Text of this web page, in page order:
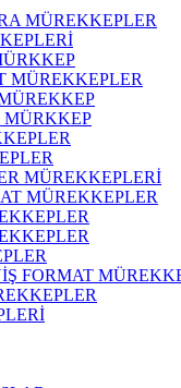
MÜREKKEPLER
MÜREKKEPLER
MÜRKKEP
MÜREKKEPLERİ
MÜREKKEPLER
FORMAT